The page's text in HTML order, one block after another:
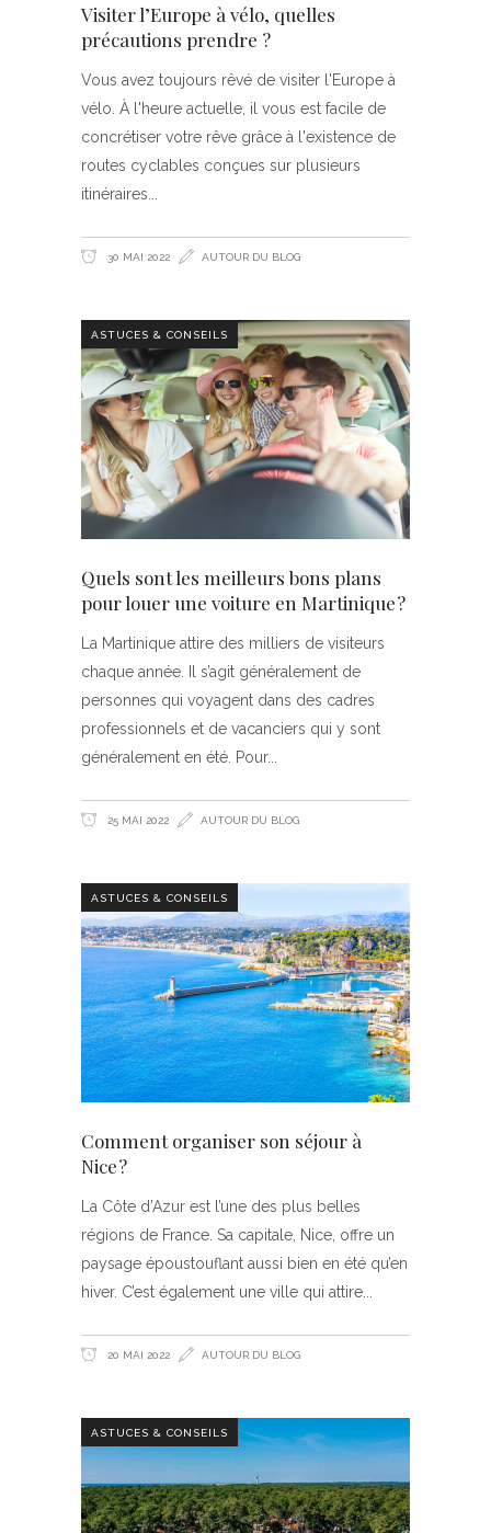
Visiter l’Europe à vélo, quelles
précautions prendre ?
Vous avez toujours rêvé de visiter l'Europe à
vélo. À l'heure actuelle, il vous est facile de
concrétiser votre rêve grâce à l'existence de
routes cyclables conçues sur plusieurs
itinéraires
30 MAI 2022 AUTOUR DU BLOG
ASTUCES & CONSEILS
Quels sont les meilleurs bons plans
pour louer une voiture en Martinique ?
La Martinique attire des milliers de visiteurs
chaque année. Il s’agit généralement de
personnes qui voyagent dans des cadres
professionnels et de vacanciers qui y sont
généralement en été. Pour
25 MAI 2022 AUTOUR DU BLOG
ASTUCES & CONSEILS
Comment organiser son séjour à
Nice ?
La Côte d’Azur est l’une des plus belles
régions de France. Sa capitale, Nice, offre un
paysage époustouflant aussi bien en été qu’en
hiver. C’est également une ville qui attire
20 MAI 2022 AUTOUR DU BLOG
ASTUCES & CONSEILS